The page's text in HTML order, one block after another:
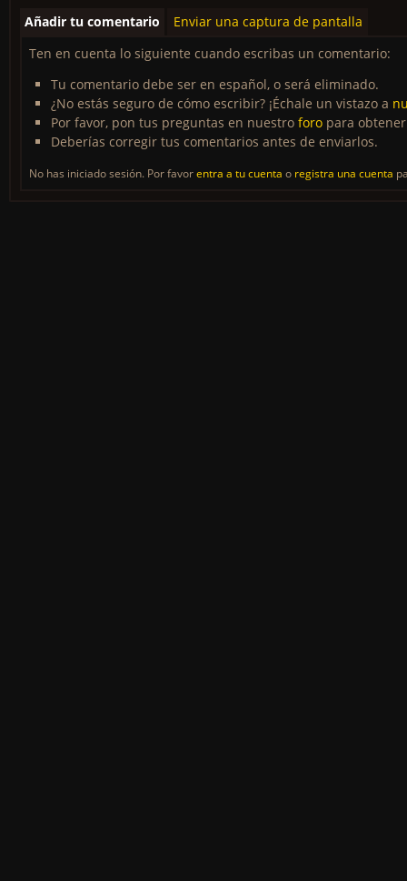
Añadir tu comentario
Enviar una captura de pantalla
Ten en cuenta lo siguiente cuando escribas un comentario:
Tu comentario debe ser en español, o será eliminado.
¿No estás seguro de cómo escribir? ¡Échale un vistazo a
Por favor, pon tus preguntas en nuestro foro para
Deberías corregir tus comentarios antes de enviarlos.
No has iniciado sesión. Por favorentra a tu cuenta o registra una cuenta